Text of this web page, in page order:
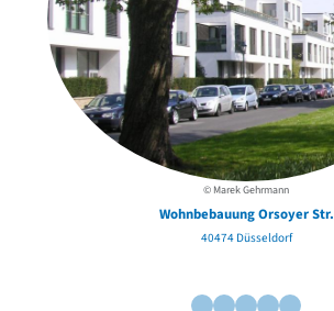
© Marek Gehrmann
Wohnbebauung Orsoyer Str.
40474 Düsseldorf